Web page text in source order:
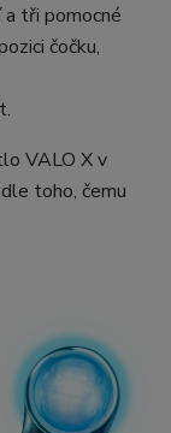
tři pomocné
čočku,
VALO X v
toho, čemu